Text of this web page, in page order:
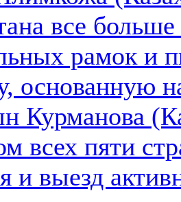
все
рамок и
основанную
Курманова
всех пяти
и выезд